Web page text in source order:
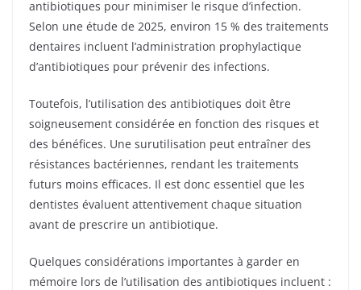
antibiotiques pour minimiser le risque d’infection.
Selon une étude de 2025, environ 15 % des traitements
dentaires incluent l’administration prophylactique
d’antibiotiques pour prévenir des infections.
Toutefois, l’utilisation des antibiotiques doit être
soigneusement considérée en fonction des risques et
des bénéfices. Une surutilisation peut entraîner des
résistances bactériennes, rendant les traitements
futurs moins efficaces. Il est donc essentiel que les
dentistes évaluent attentivement chaque situation
avant de prescrire un antibiotique.
Quelques considérations importantes à garder en
mémoire lors de l’utilisation des antibiotiques incluent :